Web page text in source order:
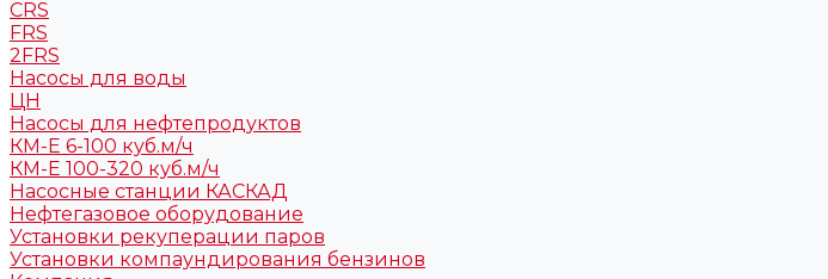
CRS
FRS
2FRS
Насосы для воды
ЦН
Насосы для нефтепродуктов
КМ-Е 6-100 куб.м/ч
КМ-Е 100-320 куб.м/ч
Насосные станции КАСКАД
Нефтегазовое оборудование
Установки рекуперации паров
Установки компаундирования бензинов